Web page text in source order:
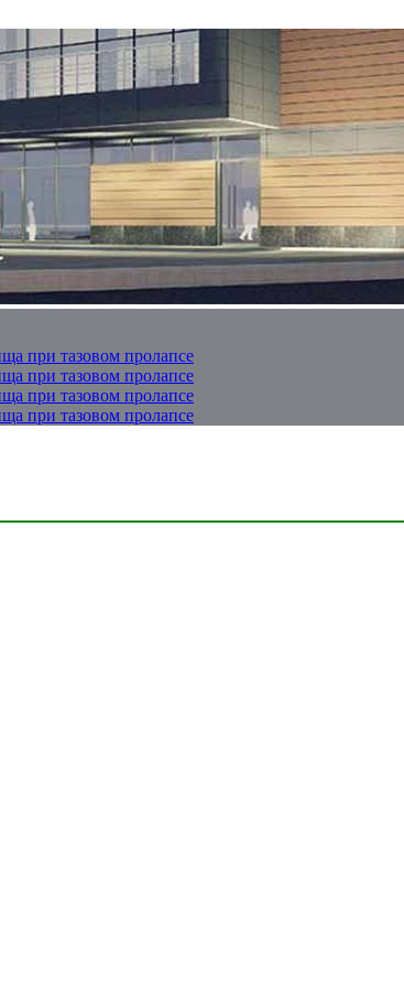
при тазовом пролапсе
при тазовом пролапсе
при тазовом пролапсе
при тазовом пролапсе